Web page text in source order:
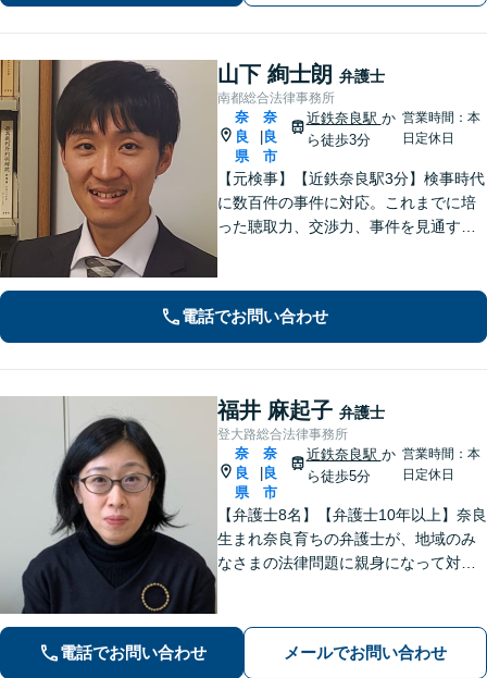
います。【土日夜間面談】【出張相
談】
山下 絢士朗 弁護士
南都総合法律事務所
奈
良
県
奈
良
市
近鉄奈良駅 か
ら徒歩3分
営業時間：本
日定休日
【元検事】【近鉄奈良駅3分】検事時代
に数百件の事件に対応。これまでに培
った聴取力、交渉力、事件を見通す分
【法テラス利用可】
電話でお問い合わせ
福井 麻起子 弁護士
登大路総合法律事務所
奈
良
県
奈
良
市
近鉄奈良駅 か
ら徒歩5分
営業時間：本
日定休日
【弁護士8名】【弁護士10年以上】奈良
生まれ奈良育ちの弁護士が、地域のみ
なさまの法律問題に親身になって対応
を伺うことを大切にしています【近鉄
奈良駅5分】【オンライン相談可】
電話でお問い合わせ メールでお問い合わせ